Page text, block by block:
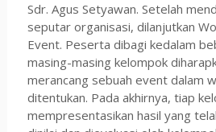
Sdr. Agus Setyawan. Setelah
seputar organisasi, dilanjutkan
Event. Peserta dibagi kedalam
masing-masing kelompok
merancang sebuah event dalam
ditentukan. Pada akhirnya, tiap
mempresentasikan hasil yang